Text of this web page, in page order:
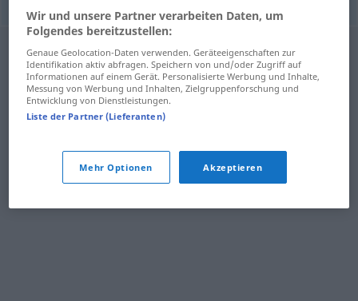
Wir und unsere Partner verarbeiten Daten, um
Folgendes bereitzustellen:
Genaue Geolocation-Daten verwenden. Geräteeigenschaften zur
Identifikation aktiv abfragen. Speichern von und/oder Zugriff auf
Informationen auf einem Gerät. Personalisierte Werbung und Inhalte,
Messung von Werbung und Inhalten, Zielgruppenforschung und
Entwicklung von Dienstleistungen.
Liste der Partner (Lieferanten)
Mehr Optionen Akzeptieren